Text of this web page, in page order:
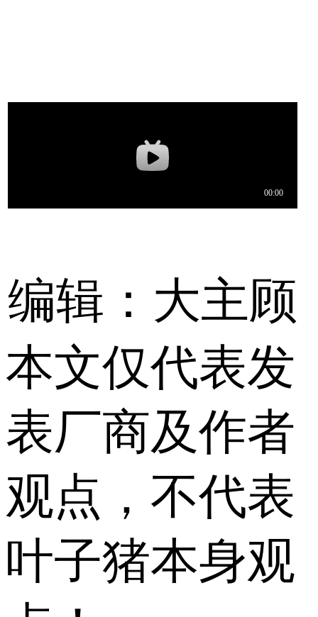
编辑：大主顾
本文仅代表发
表厂商及作者
观点，不代表
叶子猪本身观